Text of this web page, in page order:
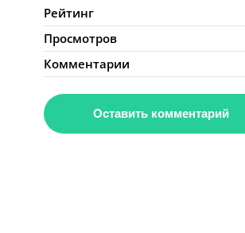
Рейтинг
Просмотров
Комментарии
Оставить комментарий